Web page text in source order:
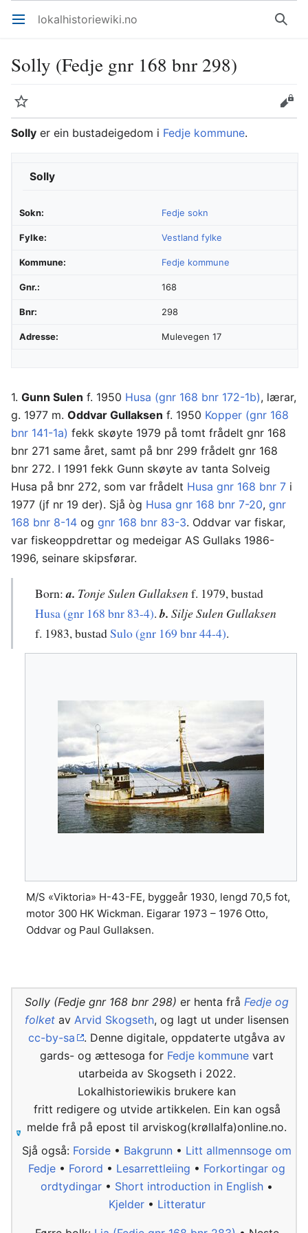
Åpne hovedmenyen lokalhistoriewiki.no Søk
Solly (Fedje gnr 168 bnr 298)
Overvåk
Rediger
Solly er ein bustadeigedom i Fedje kommune.
Solly
Sokn: Fedje sokn
Fylke: Vestland fylke
Kommune: Fedje kommune
Gnr.: 168
Bnr: 298
Adresse: Mulevegen 17
1. Gunn Sulen f. 1950 Husa (gnr 168 bnr 172-1b), lærar,
g. 1977 m. Oddvar Gullaksen f. 1950 Kopper (gnr 168
bnr 141-1a) fekk skøyte 1979 på tomt frådelt gnr 168
bnr 271 same året, samt på bnr 299 frådelt gnr 168
bnr 272. I 1991 fekk Gunn skøyte av tanta Solveig
Husa på bnr 272, som var frådelt Husa gnr 168 bnr 7 i
1977 (jf nr 19 der). Sjå òg Husa gnr 168 bnr 7-20, gnr
168 bnr 8-14 og gnr 168 bnr 83-3. Oddvar var fiskar,
var fiskeoppdrettar og medeigar AS Gullaks 1986-
1996, seinare skipsførar.
Born:a. Tonje Sulen Gullaksen f. 1979, bustad
Husa (gnr 168 bnr 83-4).b. Silje Sulen Gullaksen
f. 1983, bustadSulo (gnr 169 bnr 44-4).
M/S «Viktoria» H-43-FE, byggeår 1930, lengd 70,5 fot,
motor 300 HK Wickman. Eigarar 1973 – 1976 Otto,
Oddvar og Paul Gullaksen.
Solly (Fedje gnr 168 bnr 298) er henta frå Fedje og
folket av Arvid Skogseth, og lagt ut under lisensen
cc-by-sa
. Denne digitale, oppdaterte utgåva av
gards- og ættesoga for Fedje kommune vart
utarbeida av Skogseth i 2022.
Lokalhistoriewikis brukere kan
fritt redigere og utvide artikkelen. Ein kan også
melde frå på epost til arviskog(krøllalfa)online.no.
Sjå også: Forside • Bakgrunn • Litt allmennsoge om
Fedje • Forord • Lesarrettleiing • Forkortingar og
ordtydingar • Short introduction in English •
Kjelder• Litteratur